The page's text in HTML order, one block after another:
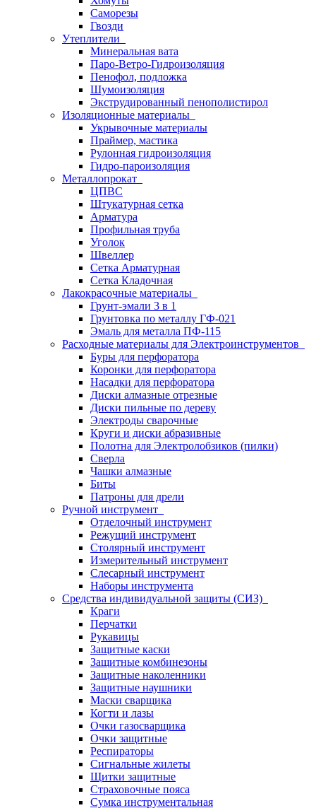
Саморезы
Гвозди
Утеплители
Минеральная вата
Паро-Ветро-Гидроизоляция
Пенофол, подложка
Шумоизоляция
Экструдированный пенополистирол
Изоляционные материалы
Укрывочные материалы
Праймер, мастика
Рулонная гидроизоляция
Гидро-пароизоляция
Металлопрокат
ЦПВС
Штукатурная сетка
Арматура
Профильная труба
Уголок
Швеллер
Сетка Арматурная
Сетка Кладочная
Лакокрасочные материалы
Грунт-эмали 3 в 1
Грунтовка по металлу ГФ-021
Эмаль для металла ПФ-115
Расходные материалы для Электроинструментов
Буры для перфоратора
Коронки для перфоратора
Насадки для перфоратора
Диски алмазные отрезные
Диски пильные по дереву
Электроды сварочные
Круги и диски абразивные
Полотна для Электролобзиков (пилки)
Сверла
Чашки алмазные
Биты
Патроны для дрели
Ручной инструмент
Отделочный инструмент
Режущий инструмент
Столярный инструмент
Измерительный инструмент
Слесарный инструмент
Наборы инструмента
Средства индивидуальной защиты (СИЗ)
Краги
Перчатки
Рукавицы
Защитные каски
Защитные комбинезоны
Защитные наколенники
Защитные наушники
Маски сварщика
Когти и лазы
Очки газосварщика
Очки защитные
Респираторы
Сигнальные жилеты
Щитки защитные
Страховочные пояса
Сумка инструментальная